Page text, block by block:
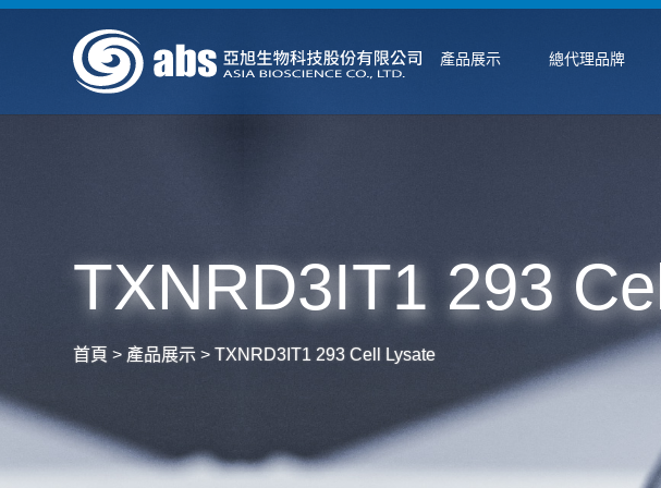
產品展示 總代理品牌
TXNRD3IT1 293
首頁 > 產品展示 >TXNRD3IT1 293 Cell Lysate